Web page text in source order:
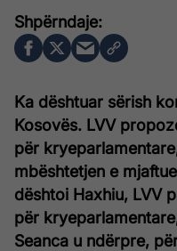
Ka dështuar sërish
Kosovës. LVV
për
mbështetjen e
dështoi Haxhiu, LVV
për
Seanca u ndërpre,